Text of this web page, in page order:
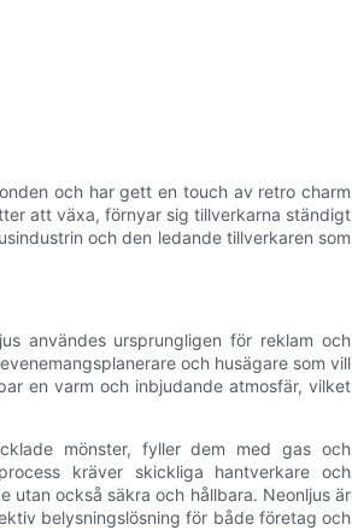
och har gett en touch av retro charm
att växa, förnyar sig tillverkarna ständigt
och den ledande tillverkaren som
användes ursprungligen för reklam och
och husägare som vill
en varm och inbjudande atmosfär, vilket
mönster, fyller dem med gas och
kräver skickliga hantverkare och
utan också säkra och hållbara. Neonljus är
belysningslösning för både företag och